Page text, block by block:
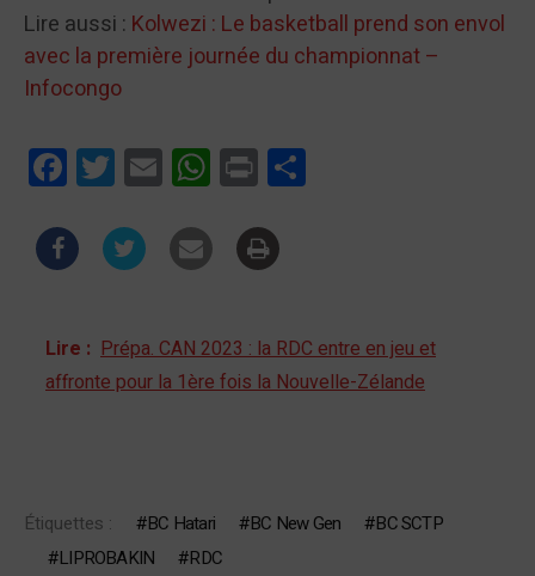
Lire aussi : Kolwezi : Le basketball prend son envol
avec la première journée du championnat –
Infocongo
FacebookTwitterEmail WhatsApp
Print
Lire : Prépa. CAN 2023 : la RDC entre en jeu et
affronte pour la 1ère fois la Nouvelle-Zélande
Étiquettes : BC Hatari BC New Gen
BC SCTP
LIPROBAKIN
RDC